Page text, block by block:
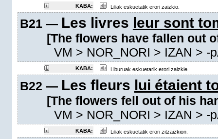
KABA: Liliak eskuetatik erori zaizkio.
B21 — Les livres leur sont
[The flowers have fallen out
VM > NOR_NORI > IZAN > -
KABA: Liburuak eskuetarik erori zaizkie.
B22 — Les fleurs lui étaient
[The flowers fell out of his
VM > NOR_NORI > IZAN > -
KABA: Liliak eskuetatik erori zitzaizkion.